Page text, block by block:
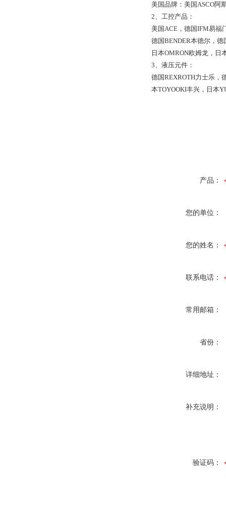
美国品牌：美国ASCO阿
2、工控产品：
美国ACE，德国IFM易福
德国BENDER本德尔，
日本OMRON欧姆龙，日
3、液压元件：
德国REXROTH力士乐，
本TOYOOKI丰兴，日本
产品：
您的单位：
您的姓名：
联系电话：
常用邮箱：
省份：
详细地址：
补充说明：
验证码：